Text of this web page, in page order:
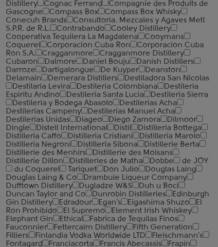
Distillery
Cognac Ferrand
Compagnie des Produits de
Gascogne
Compass Box
Compass Box Whisky
Conecuh Brands
Consultoria. Mezcales y Agaves Metl
S.P.R. de R.L.
Contrabando
Cooley Distillery
Cooperativa Tequilera La Magdalena
Cooymans
Coquerel
Corporacion Cuba Ron
Corporacion Cuba
Ron S.A.
Cragganmore
Cragganmore Distillery
Cubaron
Dalmore Daniel Bouju
Danish Distillers
Darroze
Dartigalongue De Kuyper
Deanston
Delamain
Demerara Distillers
Destiladora San Nicolas
Destilaria Levira
Destileria Colombiana
Destileria
Espiritu Andino
Destileria Santa Lucia
Destileria Sierra
Destileria y Bodega Abasolo
Destilerias Acha
Destilerias Campeny
Destilerias Manuel Acha
Destilerias Unidas
Diageo Diego Zamora
Dilmoor
Dingle
Distell International Distil
Distilleria Bottega
Distilleria Caffo
Distilleria Cristiani
Distilleria Marolo
Distilleria Negroni
Distilleria Sibona
Distillerie Berta
Distillerie des Menhirs
Distillerie des Moisans
Distillerie Dillon
Distilleries de Matha Dobbe
de JOY
du Coquerel
Tariquet Don Julio
Douglas Laing
Douglas Laing & Co
Drambuie Liqueur Company
Dufftown Distillery
Dugladze W&S
Duh u Boci
Duncan Taylor and Co
Dunrobin Distilleries
Edinburgh
Gin Distillery
Edradour Egan's Eigashima Shuzo
El
Ron Prohibido
El Supremo
Element Irish Whiskey
Elephant Gin
Ethical
Fabrica de Tequilas Finos
Fauconnier
Fettercairn Distillery
Fifth Generation
Filliers
Finlandia Vodka Worldwide LTD
Fleischmann's
Fontagard
Franciacorta Francis Abecassis
Frapin